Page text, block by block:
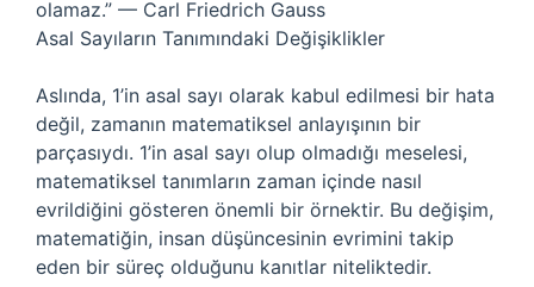
olamaz.” — Carl Friedrich Gauss
Asal Sayıların Tanımındaki Değişiklikler
Aslında, 1’in asal sayı olarak kabul edilmesi bir hata
değil, zamanın matematiksel anlayışının bir
parçasıydı. 1’in asal sayı olup olmadığı meselesi,
matematiksel tanımların zaman içinde nasıl
evrildiğini gösteren önemli bir örnektir. Bu değişim,
matematiğin, insan düşüncesinin evrimini takip
eden bir süreç olduğunu kanıtlar niteliktedir.